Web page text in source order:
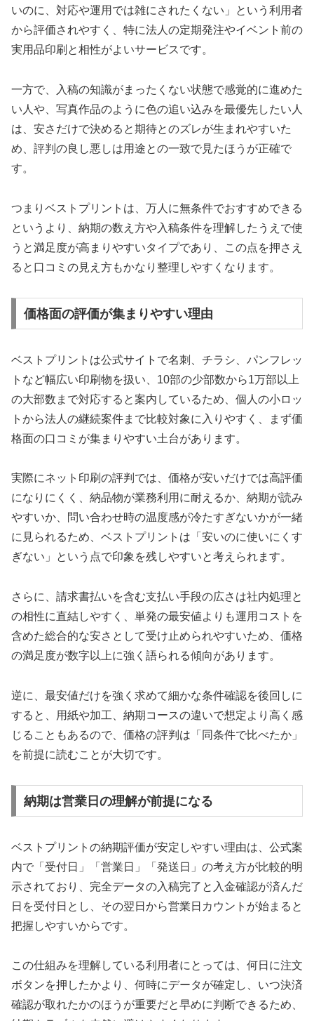
いのに、対応や運用では雑にされたくない」という利用者
から評価されやすく、特に法人の定期発注やイベント前の
実用品印刷と相性がよいサービスです。
一方で、入稿の知識がまったくない状態で感覚的に進めた
い人や、写真作品のように色の追い込みを最優先したい人
は、安さだけで決めると期待とのズレが生まれやすいた
め、評判の良し悪しは用途との一致で見たほうが正確で
す。
つまりベストプリントは、万人に無条件でおすすめできる
というより、納期の数え方や入稿条件を理解したうえで使
うと満足度が高まりやすいタイプであり、この点を押さえ
ると口コミの見え方もかなり整理しやすくなります。
価格面の評価が集まりやすい理由
ベストプリントは公式サイトで名刺、チラシ、パンフレッ
トなど幅広い印刷物を扱い、10部の少部数から1万部以上
の大部数まで対応すると案内しているため、個人の小ロッ
トから法人の継続案件まで比較対象に入りやすく、まず価
格面の口コミが集まりやすい土台があります。
実際にネット印刷の評判では、価格が安いだけでは高評価
になりにくく、納品物が業務利用に耐えるか、納期が読み
やすいか、問い合わせ時の温度感が冷たすぎないかが一緒
に見られるため、ベストプリントは「安いのに使いにくす
ぎない」という点で印象を残しやすいと考えられます。
さらに、請求書払いを含む支払い手段の広さは社内処理と
の相性に直結しやすく、単発の最安値よりも運用コストを
含めた総合的な安さとして受け止められやすいため、価格
の満足度が数字以上に強く語られる傾向があります。
逆に、最安値だけを強く求めて細かな条件確認を後回しに
すると、用紙や加工、納期コースの違いで想定より高く感
じることもあるので、価格の評判は「同条件で比べたか」
を前提に読むことが大切です。
納期は営業日の理解が前提になる
ベストプリントの納期評価が安定しやすい理由は、公式案
内で「受付日」「営業日」「発送日」の考え方が比較的明
示されており、完全データの入稿完了と入金確認が済んだ
日を受付日とし、その翌日から営業日カウントが始まると
把握しやすいからです。
この仕組みを理解している利用者にとっては、何日に注文
ボタンを押したかより、何時にデータが確定し、いつ決済
確認が取れたかのほうが重要だと早めに判断できるため、